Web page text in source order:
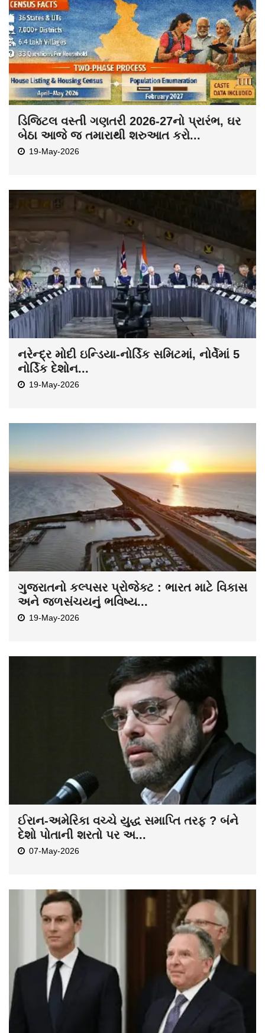
ડિજિટલ વસ્તી ગણતરી 2026-27નો પ્રારંભ, ઘર
બેઠા આજે જ તમારાથી શરુઆત કરો...
19-May-2026
નરેન્દ્ર મોદી ઇન્ડિયા-નોર્ડિક સમિટમાં, નોર્વેમાં 5
નોર્ડિક દેશોન...
19-May-2026
ગુજરાતનો કલ્પસર પ્રોજેક્ટ : ભારત માટે વિકાસ
અને જળસંચયનું ભવિષ્ય...
19-May-2026
ઈરાન-અમેરિકા વચ્ચે યુદ્ધ સમાપ્તિ તરફ ? બંને
દેશો પોતાની શરતો પર અ...
07-May-2026